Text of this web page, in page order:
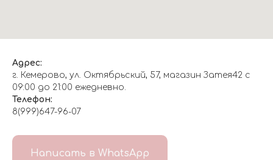
Адрес:
г. Кемерово, ул. Октябрьский, 57, магазин Затея42 с
09:00 до 21:00 ежедневно.
Телефон:
8(999)647-96-07
Написать в WhatsApp